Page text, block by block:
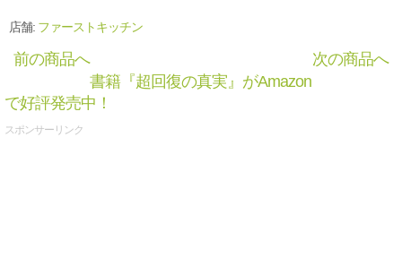
店舗: ファーストキッチン
前の商品へ
次の商品へ
書籍『超回復の真実』がAmazon
で好評発売中！
スポンサーリンク